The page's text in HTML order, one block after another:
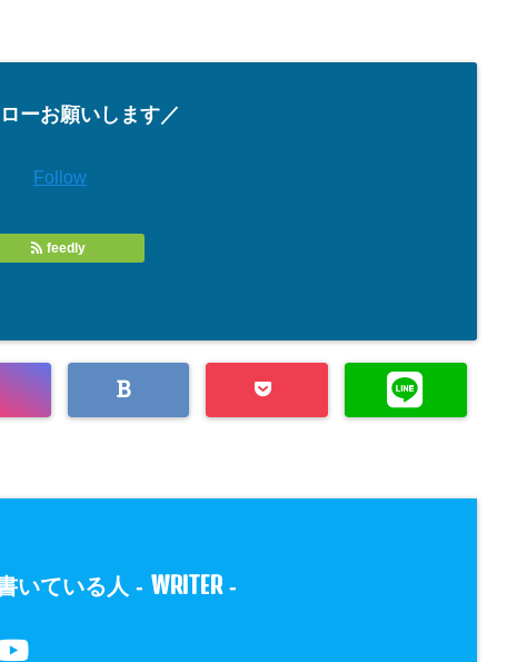
ーお願いします／
Follow
feedly
いている人 - WRITER-